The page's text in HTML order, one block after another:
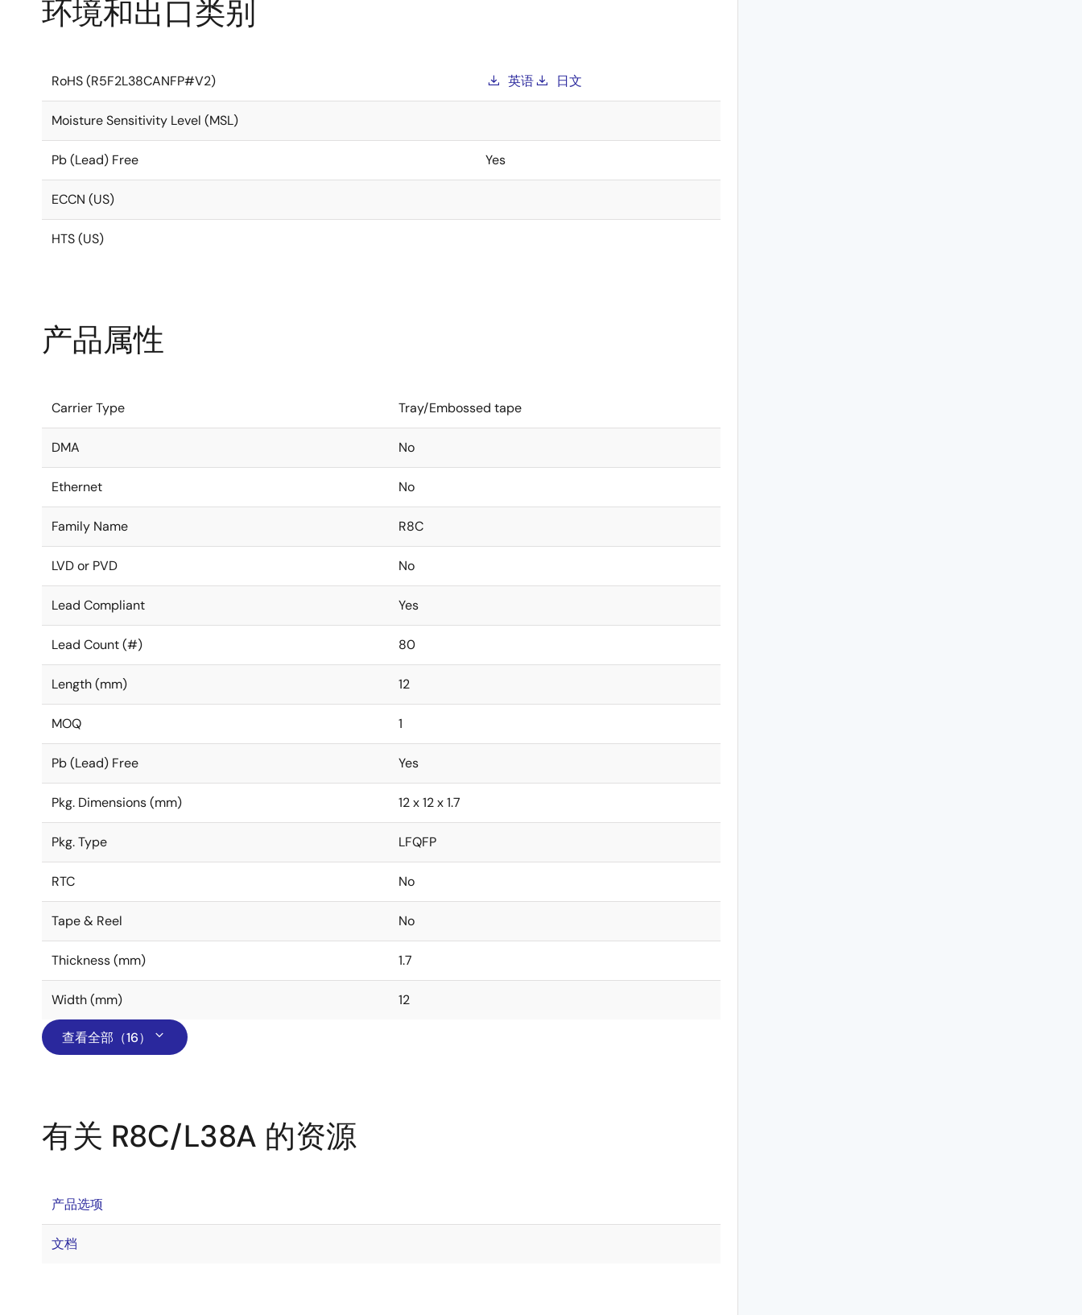
环境和出口类别
RoHS (R5F2L38CANFP#V2) 英语 日文
Moisture Sensitivity Level (MSL)
Pb (Lead) Free Yes
ECCN (US)
HTS (US)
产品属性
Carrier Type Tray/Embossed tape
DMA No
Ethernet No
Family Name R8C
LVD or PVD No
Lead Compliant Yes
Lead Count (#) 80
Length (mm) 12
MOQ 1
Pb (Lead) Free Yes
Pkg. Dimensions (mm) 12 x 12 x 1.7
Pkg. Type LFQFP
RTC No
Tape & Reel No
Thickness (mm) 1.7
Width (mm) 12
查看全部（16）
有关 R8C/L38A 的资源
产品选项
文档